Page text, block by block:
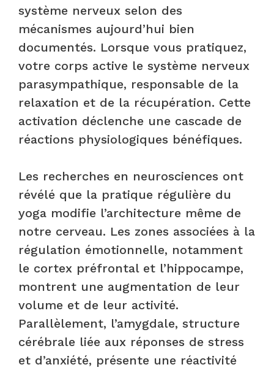
système nerveux selon des
mécanismes aujourd’hui bien
documentés. Lorsque vous pratiquez,
votre corps active le système nerveux
parasympathique, responsable de la
relaxation et de la récupération. Cette
activation déclenche une cascade de
réactions physiologiques bénéfiques.
Les recherches en neurosciences ont
révélé que la pratique régulière du
yoga modifie l’architecture même de
notre cerveau. Les zones associées à la
régulation émotionnelle, notamment
le cortex préfrontal et l’hippocampe,
montrent une augmentation de leur
volume et de leur activité.
Parallèlement, l’amygdale, structure
cérébrale liée aux réponses de stress
et d’anxiété, présente une réactivité